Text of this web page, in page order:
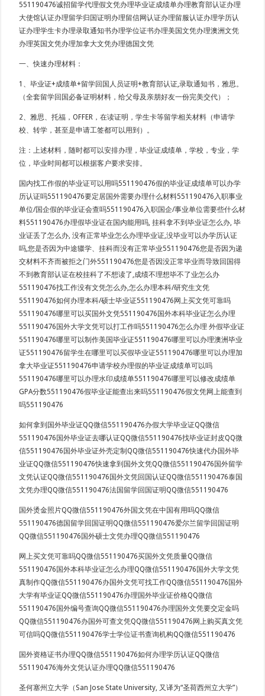
551190476诚招留学代理假文凭办理毕业证成绩单办理教育部认证办理
大使馆认证办理留学归国证明办理留信网认证办理留服认证办理学历认
证办理学生卡办理录取通知书办理学位证书办理美国文凭办理澳洲文凭
办理英国文凭办理加拿大文凭办理德国文凭
一、快速办理材料：
1、毕业证+成绩单+留学回国人员证明+教育部认证,录取通知书，雅思。
（全套留学回国必备证明材料，给父母及亲朋好友一份完美交代）；
2、雅思、托福，OFFER，在读证明，学生卡等留学相关材料（申请学
校、转学，甚至是申请工签都可以用到）。
注：上述材料，随时都可以安排办理，毕业证成绩单，学校，专业，学
位，毕业时间都可以根据客户要求安排。
国内找工作假的毕业证可以用吗551190476假的毕业证成绩单可以办学
历认证吗551190476要定居国外需要办理什么材料551190476入职事业
单位/国企假的毕业证会查吗551190476入职国企/事业单位需要些什么材
料551190476办理假毕业证在国内能用吗, 挂科拿不到毕业证怎么办, 毕
业证丢了怎么办, 没有正常毕业怎么办理毕业证,没毕业可以办学历认证
吗,您是否因为中途辍学、挂科而没有正常毕业551190476您是否因为递
交材料不齐而被拒之门外551190476您是否因没正常毕业而导致回国得
不到教育部认证在校挂科了不想读了,成绩不理想毕不了业怎么办
551190476找工作没有文凭怎么办,怎么办理本科/研究生文凭
551190476如何办理本科/硕士毕业证551190476网上买文凭可靠吗
551190476哪里可以买国外文凭551190476国外本科毕业证怎么办理
551190476国外大学文凭可以打工作吗551190476怎么办理 外假毕业证
551190476哪里可以制作美国毕业证551190476哪里可以办理澳洲毕业
证551190476留学生在哪里可以买假毕业证551190476哪里可以办理加
拿大毕业证551190476申请学校办理假的毕业证成绩单可以吗
551190476哪里可以办理水印成绩单551190476哪里可以修改成绩单
GPA分数551190476假毕业证能查出来吗551190476假文凭网上能查到
吗551190476
如何拿到国外毕业证QQ微信551190476办假大学毕业证QQ微信
551190476国外毕业证去哪认证QQ微信551190476找毕业证封皮QQ微
信551190476国外毕业证外壳定制QQ微信551190476快速代办国外毕
业证QQ微信551190476快速拿到国外文凭QQ微信551190476国外留学
文凭认证QQ微信551190476国外文凭回国认证QQ微信551190476泰国
文凭办理QQ微信551190476法国留学回国证明QQ微信551190476
国外烫金照片QQ微信551190476外国文凭在中国有用吗QQ微信
551190476德国留学回国证明QQ微信551190476爱尔兰留学回国证明
QQ微信551190476国外硕士文凭办理QQ微信551190476
网上买文凭可靠吗QQ微信551190476买国外文凭质量QQ微信
551190476国外本科毕业证怎么办理QQ微信551190476国外大学文凭
真制作QQ微信551190476办国外文凭可找工作QQ微信551190476国外
大学有毕业证QQ微信551190476办理国外毕业证价格QQ微信
551190476国外编号查询QQ微信551190476办理国外文凭要交定金吗
QQ微信551190476办国外可查文凭QQ微信551190476网上购买真文凭
可信吗QQ微信551190476学士学位证书查询机构QQ微信551190476
国外资格证书办理QQ微信551190476如何办理学历认证QQ微信
551190476海外文凭认证办理QQ微信551190476
圣何塞州立大学（San Jose State University, 又译为“圣荷西州立大学”）